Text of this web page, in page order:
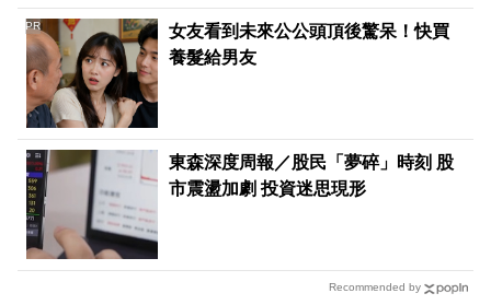
女友看到未來公公頭頂後驚呆！快買
養髮給男友
PR
東森深度周報／股民「夢碎」時刻 股
市震盪加劇 投資迷思現形
Recommended by